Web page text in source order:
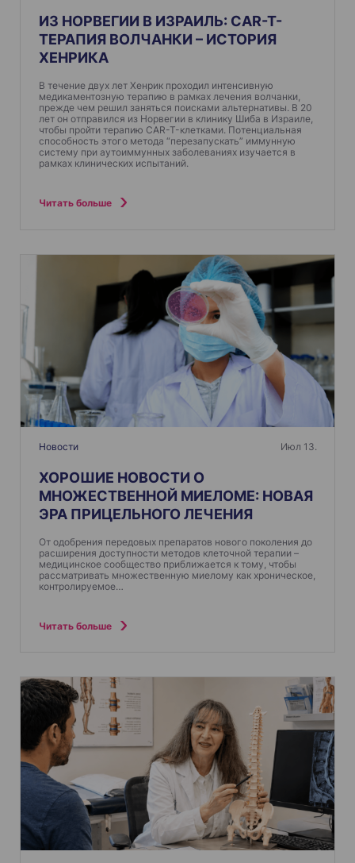
ИЗ НОРВЕГИИ В ИЗРАИЛЬ: CAR-T-
ТЕРАПИЯ ВОЛЧАНКИ – ИСТОРИЯ
ХЕНРИКА
В течение двух лет Хенрик проходил интенсивную
медикаментозную терапию в рамках лечения волчанки,
прежде чем решил заняться поисками альтернативы. В 20
лет он отправился из Норвегии в клинику Шиба в Израиле,
чтобы пройти терапию CAR-T-клетками. Потенциальная
способность этого метода “перезапускать” иммунную
систему при аутоиммунных заболеваниях изучается в
рамках клинических испытаний.
Читать больше
Новости Июл 13.
ХОРОШИЕ НОВОСТИ О
МНОЖЕСТВЕННОЙ МИЕЛОМЕ: НОВАЯ
ЭРА ПРИЦЕЛЬНОГО ЛЕЧЕНИЯ
От одобрения передовых препаратов нового поколения до
расширения доступности методов клеточной терапии –
медицинское сообщество приближается к тому, чтобы
рассматривать множественную миелому как хроническое,
контролируемое…
Читать больше